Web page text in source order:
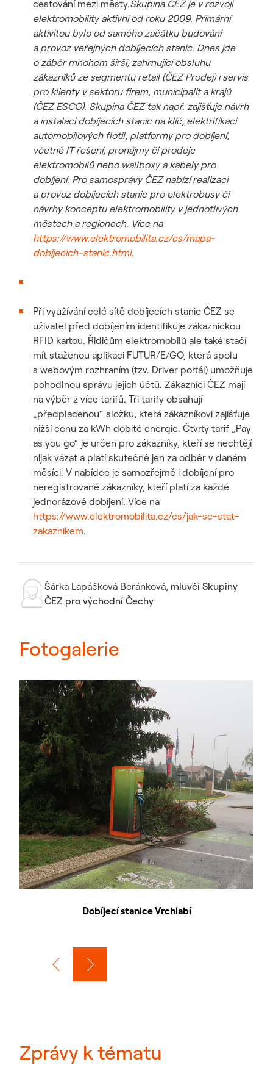
cestování mezi městy.Skupina ČEZ je v rozvoji
elektromobility aktivní od roku 2009. Primární
aktivitou bylo od samého začátku budování
a provoz veřejných dobíjecích stanic. Dnes jde
o záběr mnohem širší, zahrnující obsluhu
zákazníků ze segmentu retail (ČEZ Prodej) i servis
pro klienty v sektoru firem, municipalit a krajů
(ČEZ ESCO). Skupina ČEZ tak např. zajišťuje návrh
a instalaci dobíjecích stanic na klíč, elektrifikaci
automobilových flotil, platformy pro dobíjení,
včetně IT řešení, pronájmy či prodeje
elektromobilů nebo wallboxy a kabely pro
dobíjení. Pro samosprávy ČEZ nabízí realizaci
a provoz dobíjecích stanic pro elektrobusy či
návrhy konceptu elektromobility v jednotlivých
městech a regionech. Více na
https://www.elektromobilita.cz/cs/mapa-
dobijecich-stanic.html.
Při využívání celé sítě dobíjecích stanic ČEZ se
uživatel před dobíjením identifikuje zákaznickou
RFID kartou. Řidičům elektromobilů ale také stačí
mít staženou aplikaci FUTUR/E/GO, která spolu
s webovým rozhraním (tzv. Driver portál) umožňuje
pohodlnou správu jejich účtů. Zákazníci ČEZ mají
na výběr z více tarifů. Tři tarify obsahují
„předplacenou“ složku, která zákazníkovi zajišťuje
nižší cenu za kWh dobité energie. Čtvrtý tarif „Pay
as you go“ je určen pro zákazníky, kteří se nechtějí
nijak vázat a platí skutečně jen za odběr v daném
měsíci. V nabídce je samozřejmě i dobíjení pro
neregistrované zákazníky, kteří platí za každé
jednorázové dobíjení. Více na
https://www.elektromobilita.cz/cs/jak-se-stat-
zakaznikem.
Šárka Lapáčková Beránková, mluvčí Skupiny
ČEZ pro východní Čechy
Fotogalerie
Dobíjecí stanice Vrchlabí
Zprávy k tématu